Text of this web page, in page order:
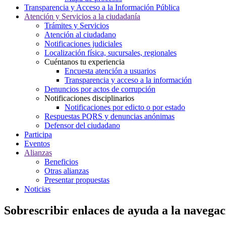
Transparencia y Acceso a la Información Pública
Atención y Servicios a la ciudadanía
Trámites y Servicios
Atención al ciudadano
Notificaciones judiciales
Localización física, sucursales, regionales
Cuéntanos tu experiencia
Encuesta atención a usuarios
Transparencia y acceso a la información
Denuncios por actos de corrupción
Notificaciones disciplinarios
Notificaciones por edicto o por estado
Respuestas PQRS y denuncias anónimas
Defensor del ciudadano
Participa
Eventos
Alianzas
Beneficios
Otras alianzas
Presentar propuestas
Noticias
Sobrescribir enlaces de ayuda a la